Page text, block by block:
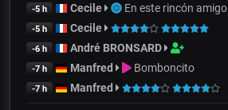
-5 h Cecile En este rincón amigo
-5 h Cecile
-6 h André BRONSARD
-7 h Manfred Bomboncito
-7 h Manfred